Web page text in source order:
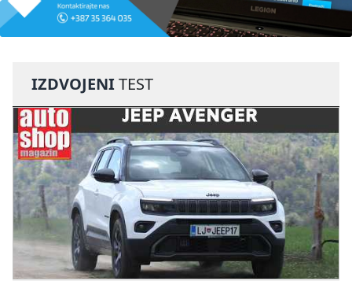
IZDVOJENITEST